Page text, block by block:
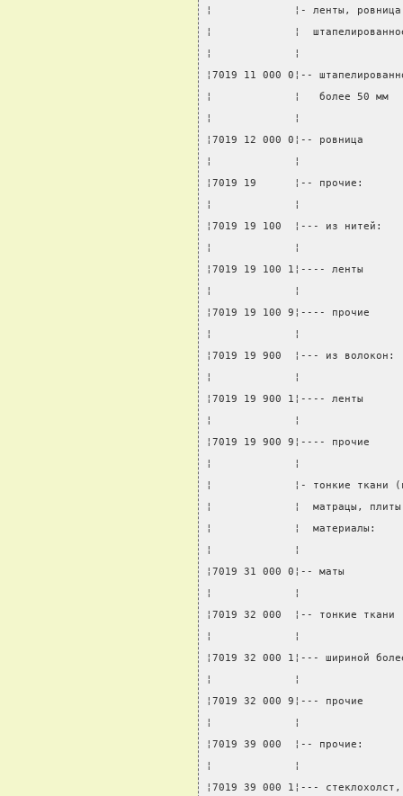
¦             ¦- ленты,
¦             ¦
¦             ¦
¦7019 11 000 0¦--
¦             ¦   более 50
¦             ¦
¦7019 12 000 0¦--
¦             ¦
¦7019 19      ¦--
¦             ¦
¦7019 19 100  ¦--- из
¦             ¦
¦7019 19 100 1¦----
¦             ¦
¦7019 19 100 9¦----
¦             ¦
¦7019 19 900  ¦--- из
¦             ¦
¦7019 19 900 1¦----
¦             ¦
¦7019 19 900 9¦----
¦             ¦
¦             ¦- тонкие ткани
¦             ¦  матрацы,
¦             ¦
¦             ¦
¦7019 31 000 0¦--
¦             ¦
¦7019 32 000  ¦-- тонкие
¦             ¦
¦7019 32 000 1¦---
¦             ¦
¦7019 32 000 9¦---
¦             ¦
¦7019 39 000  ¦--
¦             ¦
¦7019 39 000 1¦---